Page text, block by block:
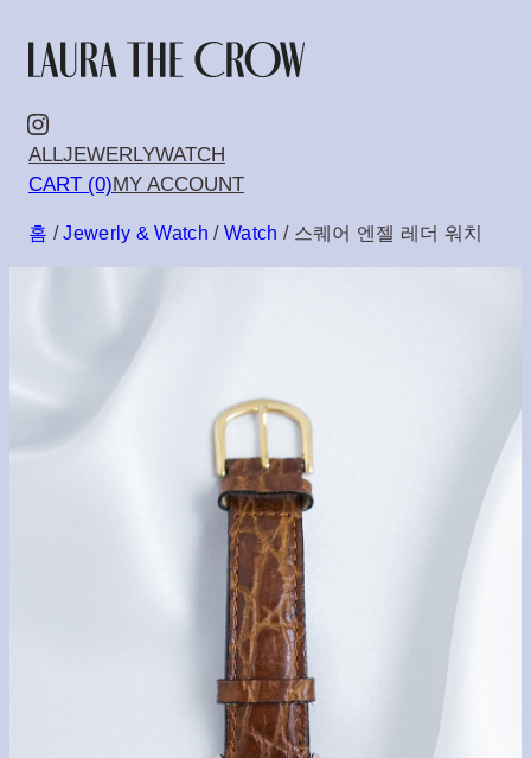
텐
츠
로
Instagram
ALLJEWERLYWATCH
CART (0)MY ACCOUNT
홈 /Jewerly & Watch /Watch / 스퀘어 엔젤 레더 워치